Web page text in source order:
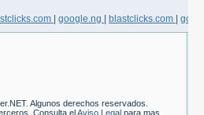
google.ng blastclicks.com
Algunos derechos reservados.
Consulta el Aviso Legal para mas